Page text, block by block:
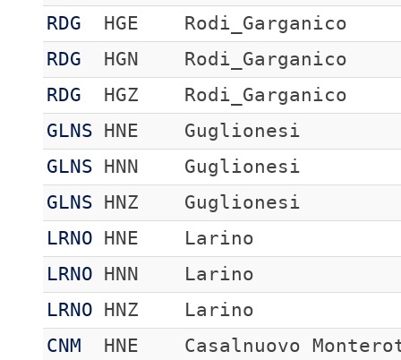
RDG
HGE
Rodi_Garganico
RDG
HGN
Rodi_Garganico
RDG
HGZ
Rodi_Garganico
GLNS
HNE
Guglionesi
GLNS
HNN
Guglionesi
GLNS
HNZ
Guglionesi
LRNO
HNE
Larino
LRNO
HNN
Larino
LRNO
HNZ
Larino
CNM
HNE
Casalnuovo